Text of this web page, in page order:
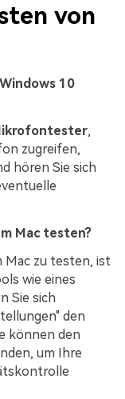
von
10
,
zugreifen,
hören Sie sich
Mac testen?
Mac zu testen, ist
wie eines
Sie sich
den
können den
um Ihre